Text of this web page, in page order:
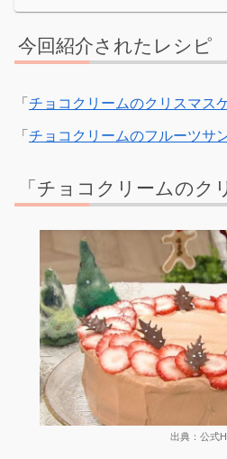
今回紹介されたレシピ
「 チョコクリームのクリスマス
「 チョコクリームのフルーツサ
「チョコクリームのク
出典：公式